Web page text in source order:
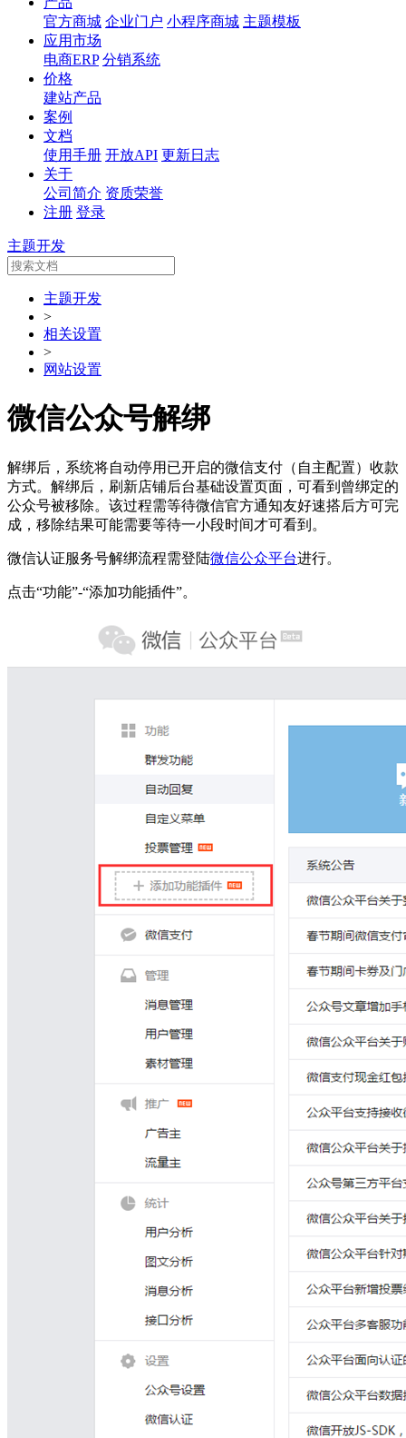
官方商城 企业门户 小程序商城 主题模板
应用市场
电商ERP 分销系统
价格
建站产品
案例
文档
使用手册 开放API 更新日志
关于
公司简介 资质荣誉
注册 登录
主题开发
主题开发
>
相关设置
>
网站设置
微信公众号解绑
解绑后，系统将自动停用已开启的微信支付（自主配置）收款
方式。解绑后，刷新店铺后台基础设置页面，可看到曾绑定的
公众号被移除。该过程需等待微信官方通知友好速搭后方可完
成，移除结果可能需要等待一小段时间才可看到。
微信认证服务号解绑流程需登陆微信公众平台进行。
点击“功能”-“添加功能插件”。